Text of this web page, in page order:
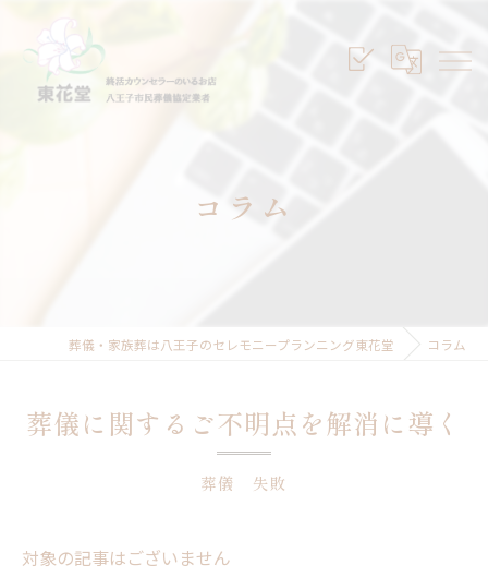
コラム
葬儀・家族葬は八王子のセレモニープランニング東花堂 コラム
葬儀に関するご不明点を解消に導く
葬儀 失敗
対象の記事はございません